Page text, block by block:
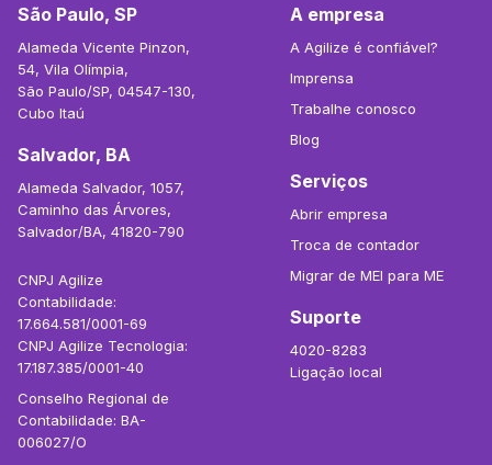
São Paulo, SP
Alameda Vicente Pinzon,
54, Vila Olímpia,
São Paulo/SP, 04547-130,
Cubo Itaú
Salvador, BA
Alameda Salvador, 1057,
Caminho das Árvores,
Salvador/BA, 41820-790
CNPJ Agilize
Contabilidade:
17.664.581/0001-69
CNPJ Agilize Tecnologia:
17.187.385/0001-40
Conselho Regional de
Contabilidade: BA-
006027/O
A empresa
A Agilize é confiável?
Imprensa
Trabalhe conosco
Blog
Serviços
Abrir empresa
Troca de contador
Migrar de MEI para ME
Suporte
4020-8283
Ligação local